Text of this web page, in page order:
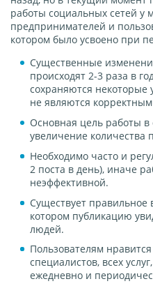
работы социальных сетей у
предпринимателей и
котором было усвоено при
Существенные
происходят 2-3 раза в
сохраняются некоторые
не являются
Основная цель работы в
увеличение количества
Необходимо часто и
2 поста в день), иначе
неэффективной.
Существует
котором публикацию
людей.
Пользователям
специалистов, всех
ежедневно и